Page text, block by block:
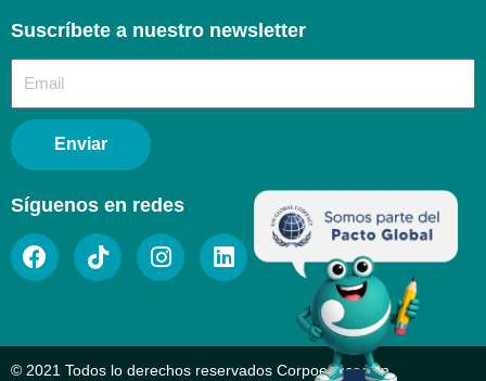
Suscríbete a nuestro newsletter​
Enviar
Síguenos en redes
© 2021 Todos lo derechos reservados Corpoeducación